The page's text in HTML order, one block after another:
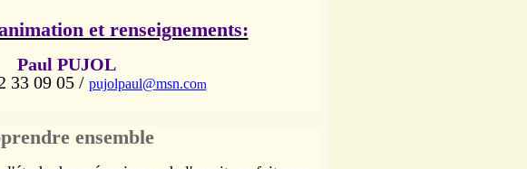
et renseignements:
Paul PUJOL
33 09 05 / pujolpaul@msn.com
ensemble